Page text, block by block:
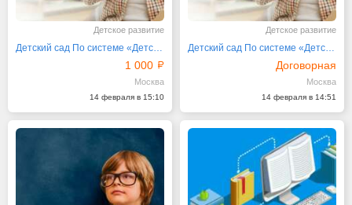
Детское развитие
Детский сад По системе «Детский сад 2100»
1 000
Москва
14 февраля в 15:10
Детское развитие
Детский сад По системе «Детский сад 2100»
Договорная
Москва
14 февраля в 14:51